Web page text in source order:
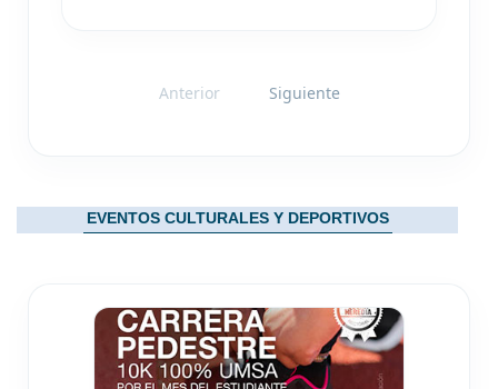
Anterior Siguiente
EVENTOS CULTURALES Y DEPORTIVOS